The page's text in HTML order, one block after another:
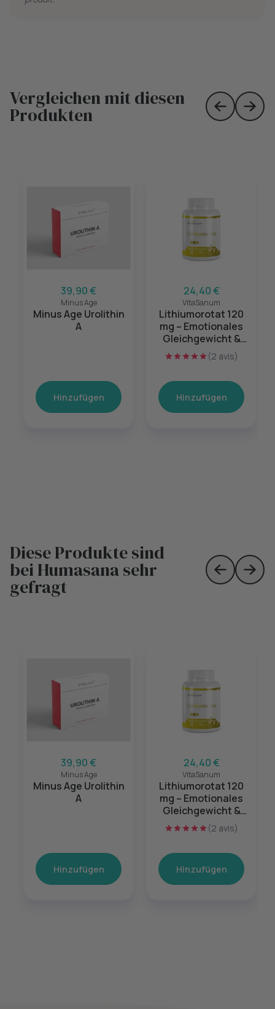
Vergleichen mit diesen
Produkten Skip toSkip
39,90 €
Minus Age
Minus Age Urolithin
A
Hinzufügen
24,40 €
VitaSanum
Lithiumorotat 120
mg – Emotionales
Gleichgewicht &
mentale Balance –
60 Kapseln
(2 avis)
Hinzufügen
Diese Produkte sind
bei Humasana sehr
gefragt Skip toSkip
39,90 €
Minus Age
Minus Age Urolithin
A
Hinzufügen
24,40 €
VitaSanum
Lithiumorotat 120
mg – Emotionales
Gleichgewicht &
mentale Balance –
60 Kapseln
(2 avis)
Hinzufügen